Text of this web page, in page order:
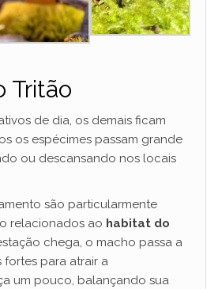
Tritão
de dia, os demais ficam
os espécimes passam grande
ou descansando nos locais
são particularmente
relacionados ao habitat do
chega, o macho passa a
para atrair a
um pouco, balançando sua